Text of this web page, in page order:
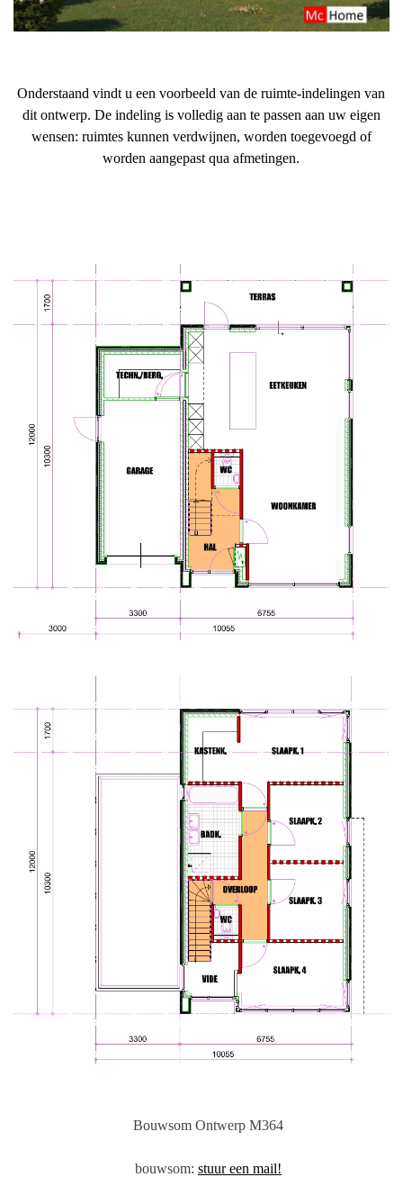
Onderstaand vindt u een voorbeeld van de ruimte-indelingen van
dit ontwerp. De indeling is volledig aan te passen aan uw eigen
wensen: ruimtes kunnen verdwijnen, worden toegevoegd of
worden aangepast qua afmetingen.
Bouwsom Ontwerp M364
bouwsom: stuur een mail!